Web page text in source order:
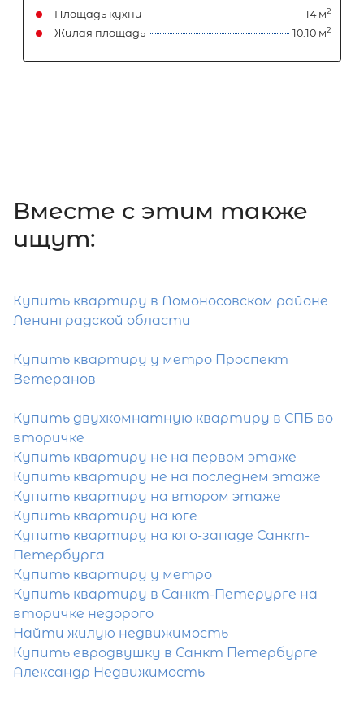
Отправить заявку
Вместе c этим также
ищут:
Купить квартиру в Ломоносовском районе
Ленинградской области
Купить квартиру у метро Проспект
Ветеранов
Купить двухкомнатную квартиру в СПБ во
вторичке
Купить квартиру не на первом этаже
Купить квартиру не на последнем этаже
Купить квартиру на втором этаже
Купить квартиру на юге
Купить квартиру на юго-западе Санкт-
Петербурга
Купить квартиру у метро
Купить квартиру в Санкт-Петерурге на
вторичке недорого
Найти жилую недвижимость
Купить евродвушку в Санкт Петербурге
Александр Недвижимость